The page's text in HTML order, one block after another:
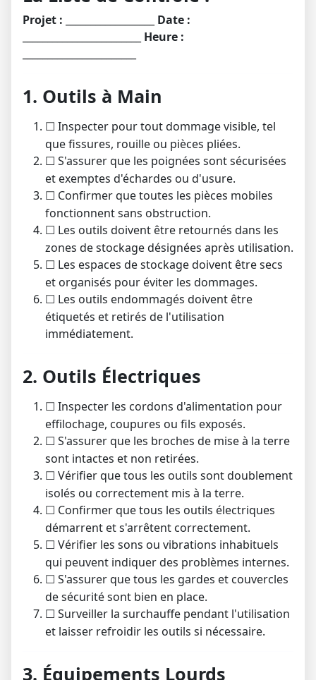
Projet :
Date :
Heure :
1. Outils à Main
☐ Inspecter pour tout dommage visible, tel
que fissures, rouille ou pièces pliées.
☐ S'assurer que les poignées sont sécurisées
et exemptes d'échardes ou d'usure.
☐ Confirmer que toutes les pièces mobiles
fonctionnent sans obstruction.
☐ Les outils doivent être retournés dans les
zones de stockage désignées après utilisation.
☐ Les espaces de stockage doivent être secs
et organisés pour éviter les dommages.
☐ Les outils endommagés doivent être
étiquetés et retirés de l'utilisation
immédiatement.
2. Outils Électriques
☐ Inspecter les cordons d'alimentation pour
effilochage, coupures ou fils exposés.
☐ S'assurer que les broches de mise à la terre
sont intactes et non retirées.
☐ Vérifier que tous les outils sont doublement
isolés ou correctement mis à la terre.
☐ Confirmer que tous les outils électriques
démarrent et s'arrêtent correctement.
☐ Vérifier les sons ou vibrations inhabituels
qui peuvent indiquer des problèmes internes.
☐ S'assurer que tous les gardes et couvercles
de sécurité sont bien en place.
☐ Surveiller la surchauffe pendant l'utilisation
et laisser refroidir les outils si nécessaire.
3. Équipements Lourds